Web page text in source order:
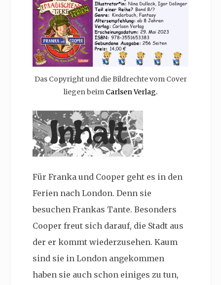
Das Copyright und die Bildrechte vom Cover
liegen beim Carlsen Verlag.
Für Franka und Cooper geht es in den
Ferien nach London. Denn sie
besuchen Frankas Tante. Besonders
Cooper freut sich darauf, die Stadt aus
der er kommt wiederzusehen. Kaum
sind sie in London angekommen
haben sie auch schon einiges zu tun,